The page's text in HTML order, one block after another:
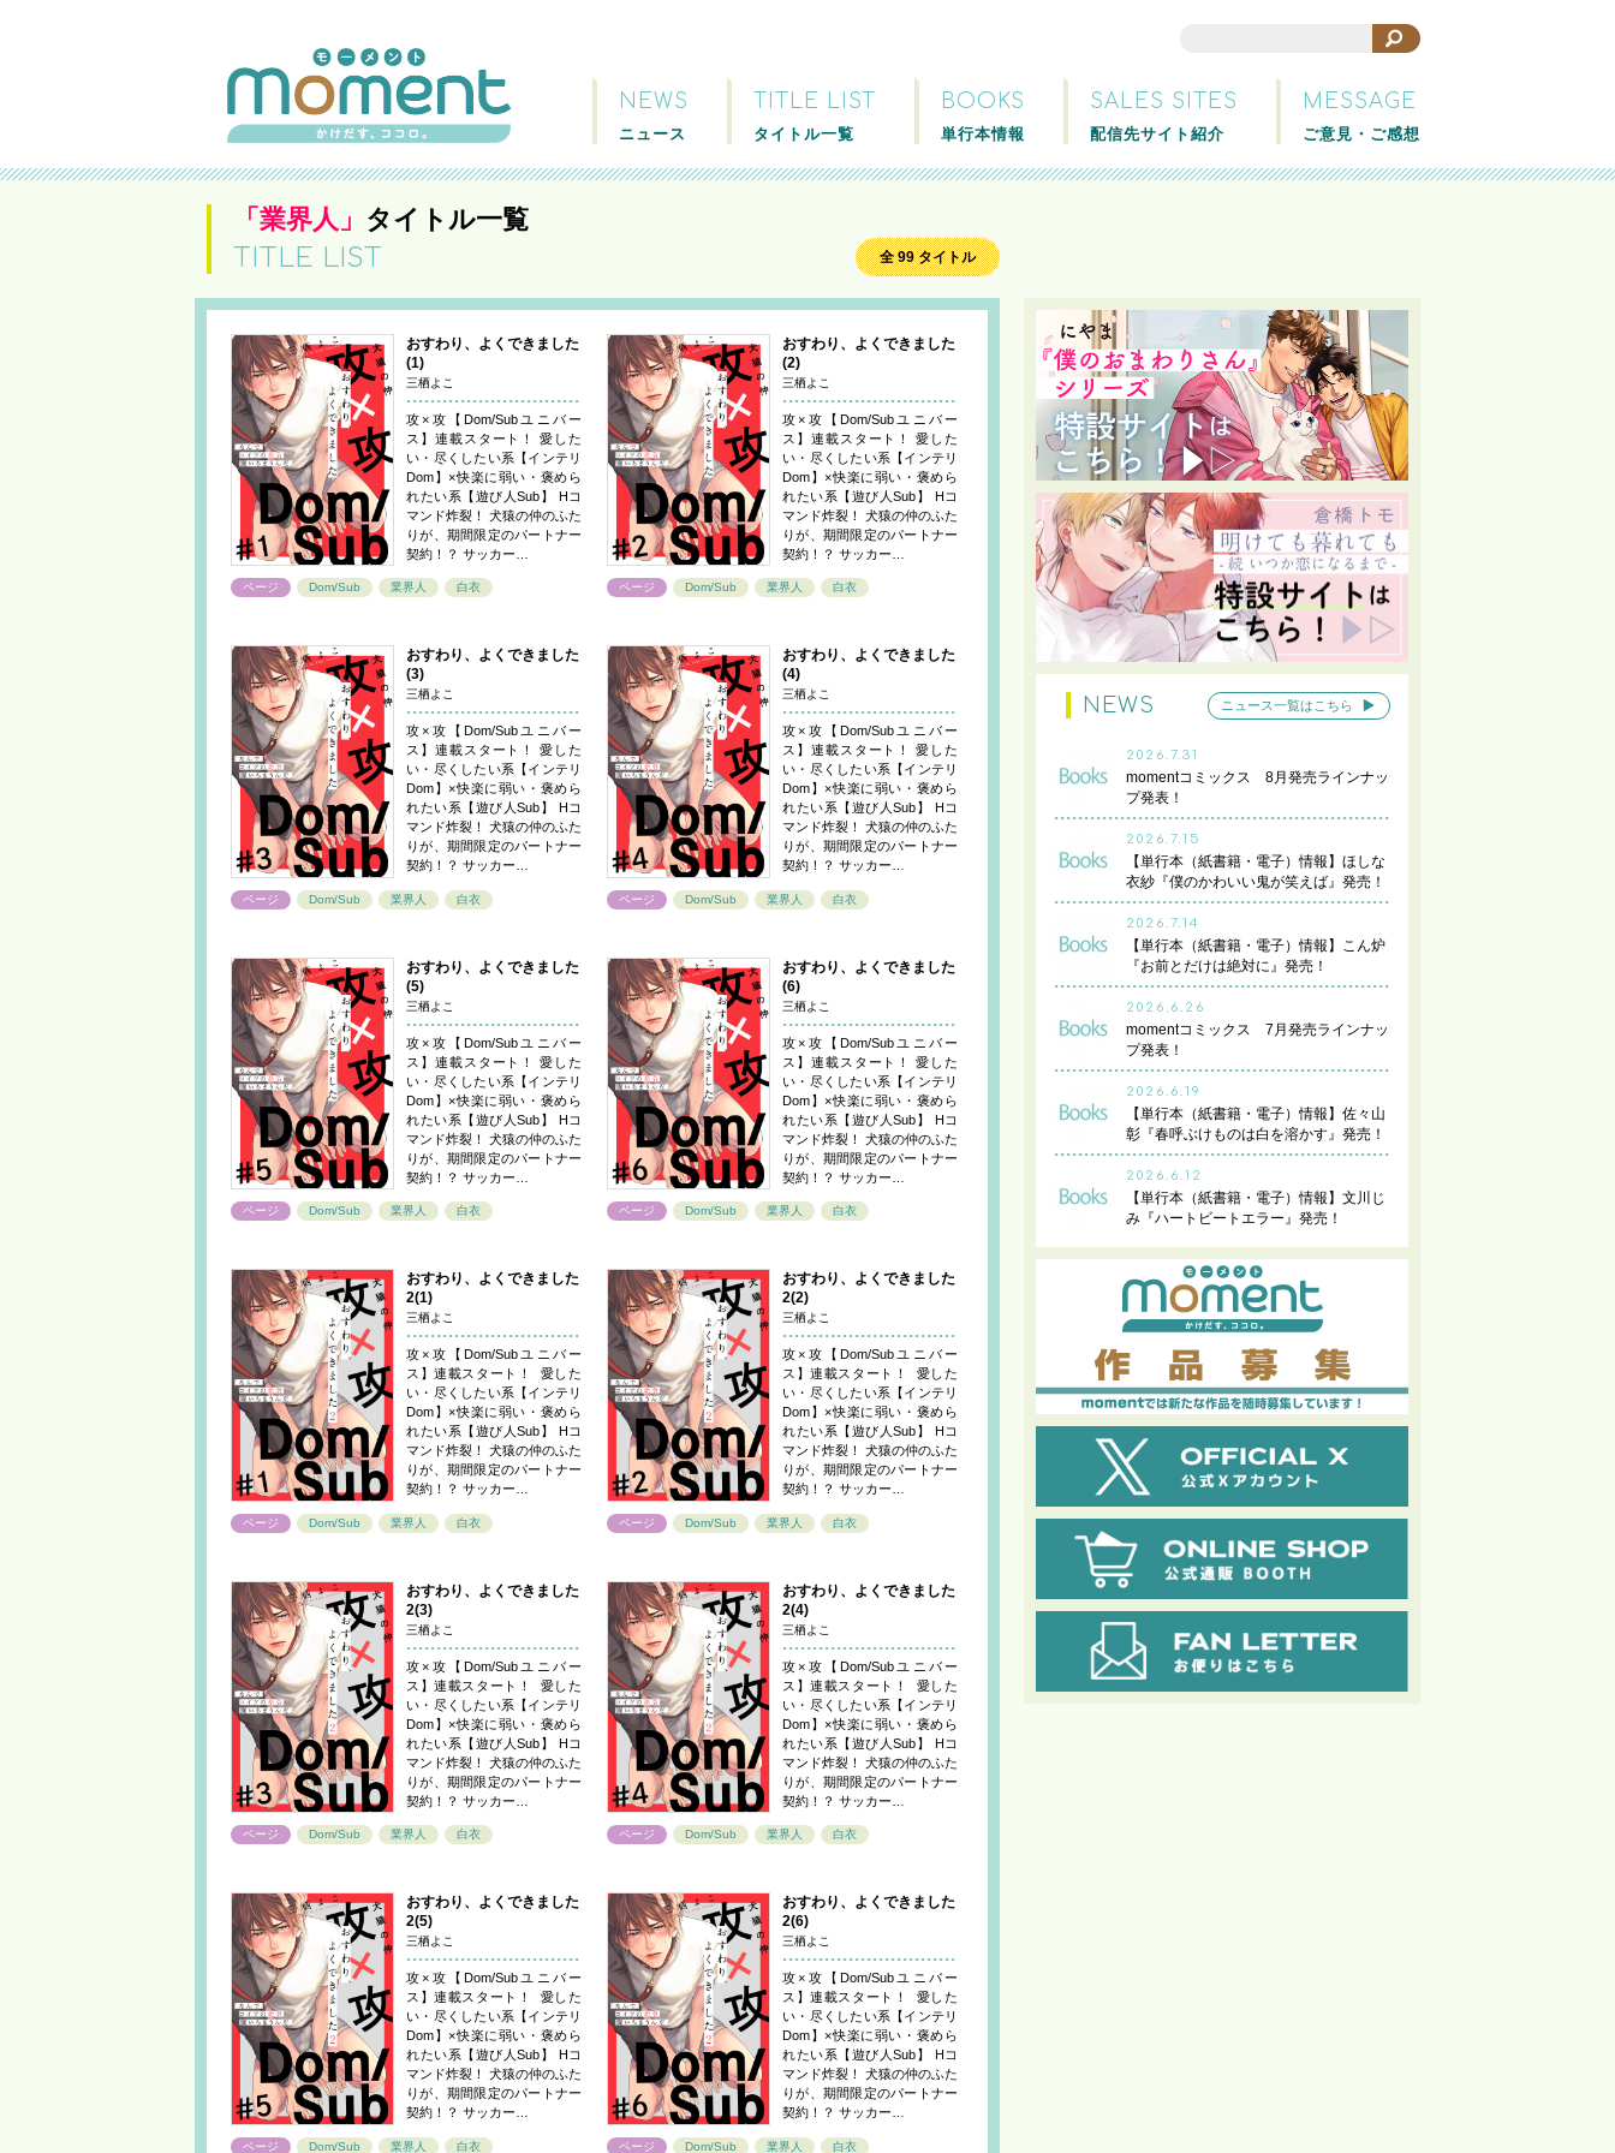
NEWS
ニュース
TITLE LIST
タイトル一覧
BOOKS
単行本情報
SALES SITES
配信先サイト紹介
MESSAGE
ご意見・ご感想
「業界人」 タイトル一覧
TITLE LIST 全 99 タイトル
おすわり、よくできました
(1)
三栖よこ
攻×攻【Dom/Subユニバー
ス】連載スタート！ 愛した
い・尽くしたい系【インテリ
Dom】×快楽に弱い・褒めら
れたい系【遊び人Sub】 Hコ
マンド炸裂！ 犬猿の仲のふた
りが、期間限定のパートナー
契約！？ サッカー…
ページ Dom/Sub 業界人 白衣
おすわり、よくできました
(2)
三栖よこ
攻×攻【Dom/Subユニバー
ス】連載スタート！ 愛した
い・尽くしたい系【インテリ
Dom】×快楽に弱い・褒めら
れたい系【遊び人Sub】 Hコ
マンド炸裂！ 犬猿の仲のふた
りが、期間限定のパートナー
契約！？ サッカー…
ページ Dom/Sub 業界人 白衣
おすわり、よくできました
(3)
三栖よこ
攻×攻【Dom/Subユニバー
ス】連載スタート！ 愛した
い・尽くしたい系【インテリ
Dom】×快楽に弱い・褒めら
れたい系【遊び人Sub】 Hコ
マンド炸裂！ 犬猿の仲のふた
りが、期間限定のパートナー
契約！？ サッカー…
ページ Dom/Sub 業界人 白衣
おすわり、よくできました
(4)
三栖よこ
攻×攻【Dom/Subユニバー
ス】連載スタート！ 愛した
い・尽くしたい系【インテリ
Dom】×快楽に弱い・褒めら
れたい系【遊び人Sub】 Hコ
マンド炸裂！ 犬猿の仲のふた
りが、期間限定のパートナー
契約！？ サッカー…
ページ Dom/Sub 業界人 白衣
おすわり、よくできました
(5)
三栖よこ
攻×攻【Dom/Subユニバー
ス】連載スタート！ 愛した
い・尽くしたい系【インテリ
Dom】×快楽に弱い・褒めら
れたい系【遊び人Sub】 Hコ
マンド炸裂！ 犬猿の仲のふた
りが、期間限定のパートナー
契約！？ サッカー…
ページ Dom/Sub 業界人 白衣
おすわり、よくできました
(6)
三栖よこ
攻×攻【Dom/Subユニバー
ス】連載スタート！ 愛した
い・尽くしたい系【インテリ
Dom】×快楽に弱い・褒めら
れたい系【遊び人Sub】 Hコ
マンド炸裂！ 犬猿の仲のふた
りが、期間限定のパートナー
契約！？ サッカー…
ページ Dom/Sub 業界人 白衣
おすわり、よくできました
2(1)
三栖よこ
攻×攻【Dom/Subユニバー
ス】連載スタート！ 愛した
い・尽くしたい系【インテリ
Dom】×快楽に弱い・褒めら
れたい系【遊び人Sub】 Hコ
マンド炸裂！ 犬猿の仲のふた
りが、期間限定のパートナー
契約！？ サッカー…
ページ Dom/Sub 業界人 白衣
おすわり、よくできました
2(2)
三栖よこ
攻×攻【Dom/Subユニバー
ス】連載スタート！ 愛した
い・尽くしたい系【インテリ
Dom】×快楽に弱い・褒めら
れたい系【遊び人Sub】 Hコ
マンド炸裂！ 犬猿の仲のふた
りが、期間限定のパートナー
契約！？ サッカー…
ページ Dom/Sub 業界人 白衣
おすわり、よくできました
2(3)
三栖よこ
攻×攻【Dom/Subユニバー
ス】連載スタート！ 愛した
い・尽くしたい系【インテリ
Dom】×快楽に弱い・褒めら
れたい系【遊び人Sub】 Hコ
マンド炸裂！ 犬猿の仲のふた
りが、期間限定のパートナー
契約！？ サッカー…
ページ Dom/Sub 業界人 白衣
おすわり、よくできました
2(4)
三栖よこ
攻×攻【Dom/Subユニバー
ス】連載スタート！ 愛した
い・尽くしたい系【インテリ
Dom】×快楽に弱い・褒めら
れたい系【遊び人Sub】 Hコ
マンド炸裂！ 犬猿の仲のふた
りが、期間限定のパートナー
契約！？ サッカー…
ページ Dom/Sub 業界人 白衣
おすわり、よくできました
2(5)
三栖よこ
攻×攻【Dom/Subユニバー
ス】連載スタート！ 愛した
い・尽くしたい系【インテリ
Dom】×快楽に弱い・褒めら
れたい系【遊び人Sub】 Hコ
マンド炸裂！ 犬猿の仲のふた
りが、期間限定のパートナー
契約！？ サッカー…
ページ Dom/Sub 業界人 白衣
おすわり、よくできました
2(6)
三栖よこ
攻×攻【Dom/Subユニバー
ス】連載スタート！ 愛した
い・尽くしたい系【インテリ
Dom】×快楽に弱い・褒めら
れたい系【遊び人Sub】 Hコ
マンド炸裂！ 犬猿の仲のふた
りが、期間限定のパートナー
契約！？ サッカー…
ページ Dom/Sub 業界人 白衣
NEWS ニュース一覧はこちら
2026.7.31
momentコミックス 8月発売ラインナッ
プ発表！
2026.7.15
【単行本（紙書籍・電子）情報】ほしな
衣紗『僕のかわいい鬼が笑えば』発売！
2026.7.14
【単行本（紙書籍・電子）情報】こん炉
『お前とだけは絶対に』発売！
2026.6.26
momentコミックス 7月発売ラインナッ
プ発表！
2026.6.19
【単行本（紙書籍・電子）情報】佐々山
彰『春呼ぶけものは白を溶かす』発売！
2026.6.12
【単行本（紙書籍・電子）情報】文川じ
み『ハートビートエラー』発売！